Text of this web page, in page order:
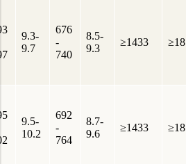
9.3-
9.7
676
-
740
8.5-
9.3
≥1433 ≥18
9.5-
10.2
692
-
764
8.7-
9.6
≥1433 ≥18